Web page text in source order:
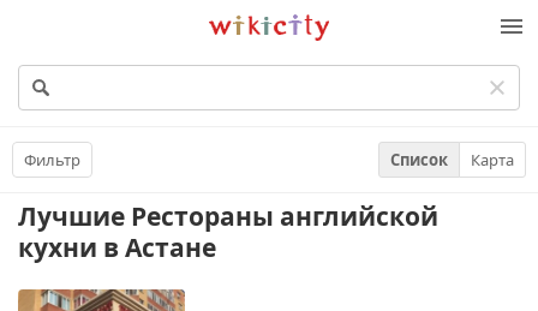
Викисити
Фильтр Список Карта
Лучшие Рестораны английской
кухни в Астане